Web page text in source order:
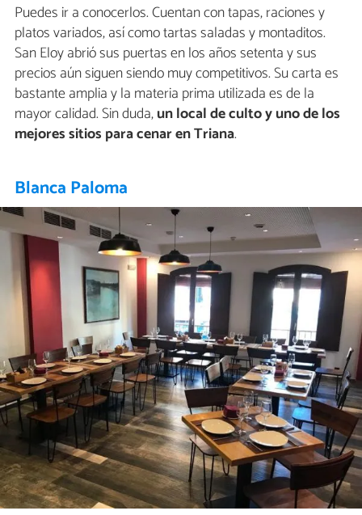
Puedes ir a conocerlos. Cuentan con tapas, raciones y
platos variados, así como tartas saladas y montaditos.
San Eloy abrió sus puertas en los años setenta y sus
precios aún siguen siendo muy competitivos. Su carta es
bastante amplia y la materia prima utilizada es de la
mayor calidad. Sin duda,un local de culto y uno de los
mejores sitios para cenar en Triana.
Blanca Paloma